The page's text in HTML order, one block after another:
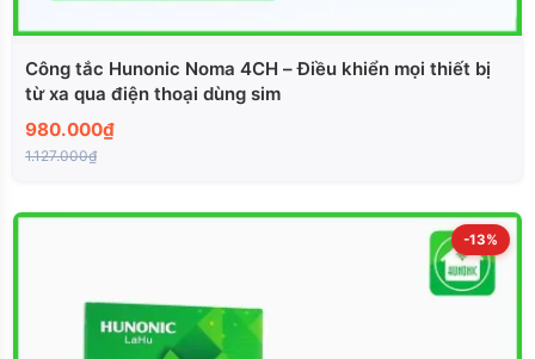
Công tắc Hunonic Noma 4CH – Điều khiển mọi thiết bị
từ xa qua điện thoại dùng sim
980.000₫
1.127.000₫
-13%